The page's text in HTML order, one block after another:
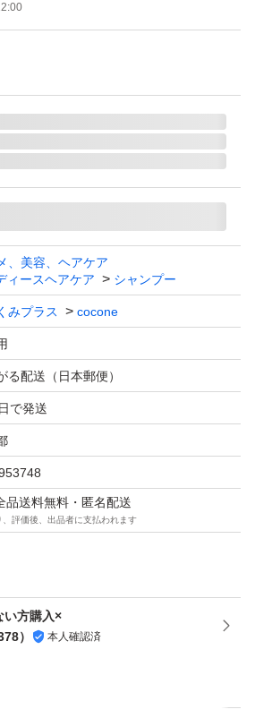
、美容、ヘアケア
ィースヘアケア
シャンプー
みプラス cocone
る配送（日本郵便）
で発送
品送料無料・匿名配送
評価後、出品者に支払われます
い方購入×
） 本人確認済